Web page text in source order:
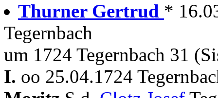
Thurner Gertrud *
Tegernbach
um 1724 Tegernbach 31
I. oo 25.04.1724